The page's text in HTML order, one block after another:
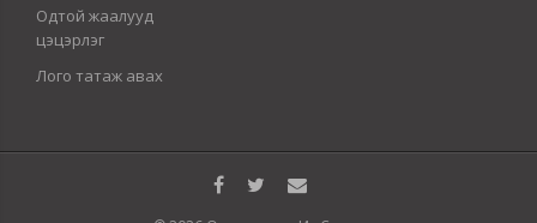
Одтой жаалууд
цэцэрлэг
Лого татаж авах